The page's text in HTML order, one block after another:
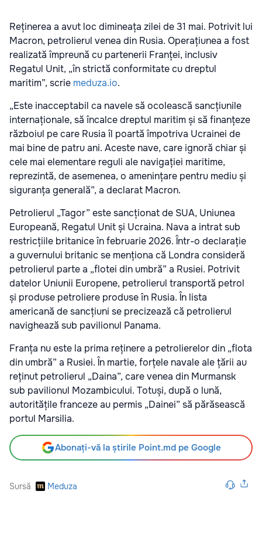
Reținerea a avut loc dimineața zilei de 31 mai. Potrivit lui
Macron, petrolierul venea din Rusia. Operațiunea a fost
realizată împreună cu partenerii Franței, inclusiv
Regatul Unit, „în strictă conformitate cu dreptul
maritim”, scrie meduza.io.
„Este inacceptabil ca navele să ocolească sancțiunile
internaționale, să încalce dreptul maritim și să finanțeze
războiul pe care Rusia îl poartă împotriva Ucrainei de
mai bine de patru ani. Aceste nave, care ignoră chiar și
cele mai elementare reguli ale navigației maritime,
reprezintă, de asemenea, o amenințare pentru mediu și
siguranța generală”, a declarat Macron.
Petrolierul „Tagor” este sancționat de SUA, Uniunea
Europeană, Regatul Unit și Ucraina. Nava a intrat sub
restricțiile britanice în februarie 2026. Într-o declarație
a guvernului britanic se menționa că Londra consideră
petrolierul parte a „flotei din umbră” a Rusiei. Potrivit
datelor Uniunii Europene, petrolierul transportă petrol
și produse petroliere produse în Rusia. În lista
americană de sancțiuni se precizează că petrolierul
navighează sub pavilionul Panama.
Franța nu este la prima reținere a petrolierelor din „flota
din umbră” a Rusiei. În martie, forțele navale ale țării au
reținut petrolierul „Daina”, care venea din Murmansk
sub pavilionul Mozambicului. Totuși, după o lună,
autoritățile franceze au permis „Dainei” să părăsească
portul Marsilia.
Abonați-vă la știrile Point.md pe Google
Sursă Meduza